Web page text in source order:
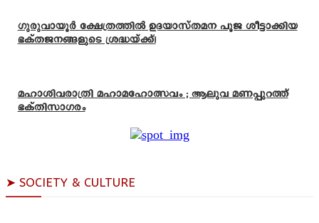
ഗുരുവായൂർ ക്ഷേത്രത്തിൽ ഉദയാസ്‌തമന പൂജ ശീട്ടാക്കിയ
ഭക്തജനങ്ങളുടെ ശ്രദ്ധയ്ക്ക്!
മഹാശിവരാത്രി മഹാമഹോത്സവം ; ആലുവ മണപ്പുറത്ത്
ഭക്തിസാഗരം
➤ SOCIETY & CULTURE